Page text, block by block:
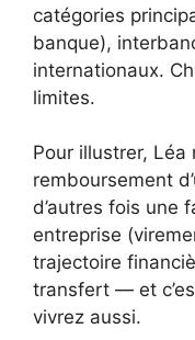
catégories
banque),
internationaux.
limites.
Pour illustrer,
remboursement
d’autres fois une
entreprise
trajectoire
transfert — et
vivrez aussi.